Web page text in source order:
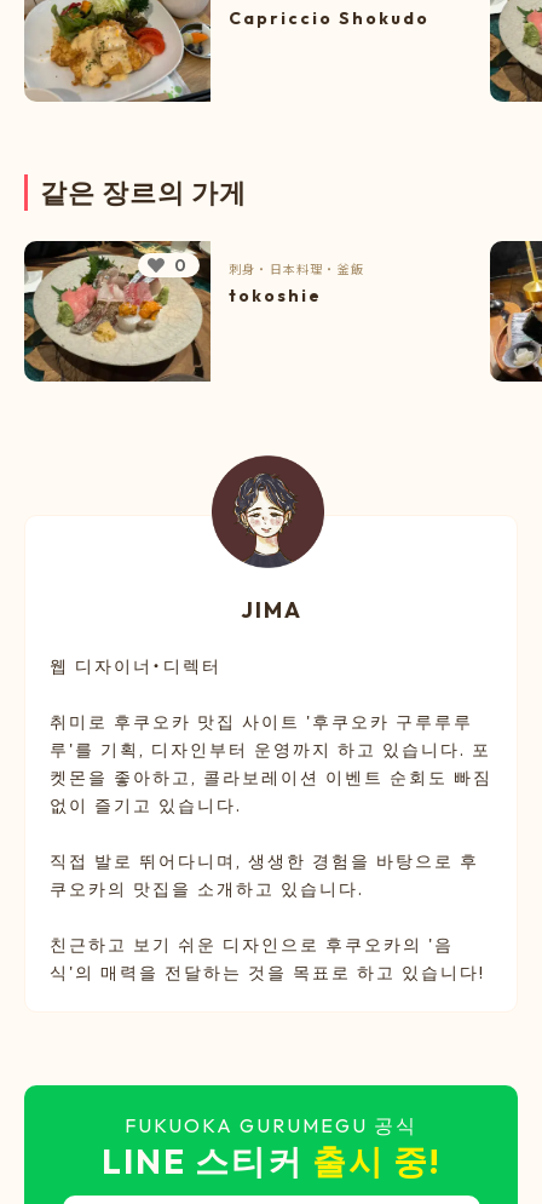
Capriccio Shokudo
같은 장르의 가게
刺身 ・ 日本料理 ・釜飯
tokoshie
0
JIMA
웹 디자이너・디렉터
취미로 후쿠오카 맛집 사이트 '후쿠오카 구루루루
루'를 기획, 디자인부터 운영까지 하고 있습니다. 포
켓몬을 좋아하고, 콜라보레이션 이벤트 순회도 빠짐
없이 즐기고 있습니다.
직접 발로 뛰어다니며, 생생한 경험을 바탕으로 후
쿠오카의 맛집을 소개하고 있습니다.
친근하고 보기 쉬운 디자인으로 후쿠오카의 '음
식'의 매력을 전달하는 것을 목표로 하고 있습니다!
FUKUOKA GURUMEGU 공식
LINE 스티커 출시 중!